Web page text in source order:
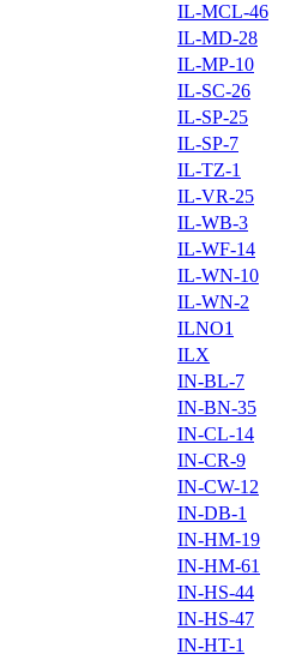
IL-MCL-46
IL-MD-28
IL-MP-10
IL-SC-26
IL-SP-25
IL-SP-7
IL-TZ-1
IL-VR-25
IL-WB-3
IL-WF-14
IL-WN-10
IL-WN-2
ILNO1
ILX
IN-BL-7
IN-BN-35
IN-CL-14
IN-CR-9
IN-CW-12
IN-DB-1
IN-HM-19
IN-HM-61
IN-HS-44
IN-HS-47
IN-HT-1